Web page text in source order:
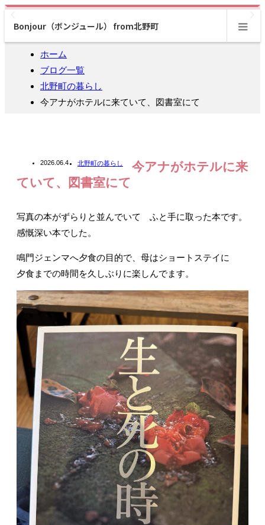
Bonjour（ボンジュール） from北野町
ホーム
ブログ一覧
北野町の暮らし
今アナがホテルに来ていて、図書室にて
2026.06.4 北野町の暮らし
今アナがホテルに来
ていて、図書室にて
写真の本がずらりと並んでいて ふと手に取った本です。
感慨深い本でした。
鳴門ジェンマへ夕食の目的で、母はショートステイに
夕食までの時間を久しぶりに楽しんでます。